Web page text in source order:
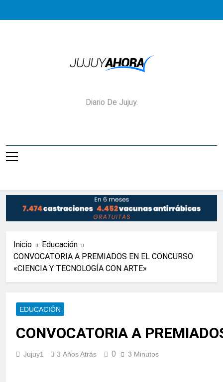
Jujuy Ahora!
Diario De Jujuy.
Inicio
Educación
CONVOCATORIA A PREMIADOS EN EL CONCURSO
«CIENCIA Y TECNOLOGÍA CON ARTE»
EDUCACIÓN
CONVOCATORIA A
Jujuy1 3 Años Atrás 0 3 Minutos